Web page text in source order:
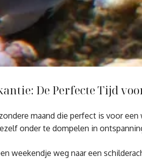
De Perfecte Tijd
maand die perfect is voor
onder te dompelen in
weekendje weg naar een